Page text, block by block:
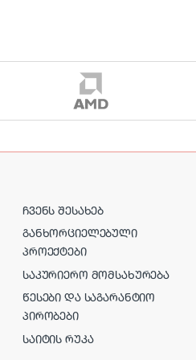
ᲩᲕᲔᲜᲡ ᲨᲔᲡᲐᲮᲔᲑ
ᲒᲐᲜᲮᲝᲠᲪᲘᲔᲚᲔᲑᲣᲚᲘ
ᲞᲠᲝᲔᲥᲢᲔᲑᲘ
ᲡᲐᲙᲣᲠᲘᲔᲠᲝ ᲛᲝᲛᲡᲐᲮᲣᲠᲔᲑᲐ
ᲬᲔᲡᲔᲑᲘ ᲓᲐ ᲡᲐᲒᲐᲠᲐᲜᲢᲘᲝ
ᲞᲘᲠᲝᲑᲔᲑᲘ
ᲡᲐᲘᲢᲘᲡ ᲠᲣᲙᲐ